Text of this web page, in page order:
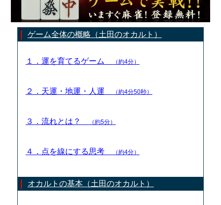
ゲーム全体の概略（土田のオカルト）
１．運を育てるゲーム （約4分）
２．天運・地運・人運 （約4分50秒）
３．流れとは？ （約5分）
４．点を線にする思考 （約4分）
オカルトの基本（土田のオカルト）